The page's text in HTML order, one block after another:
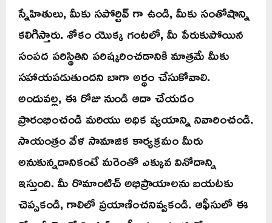
స్నేహితులు, మీకు సపోర్టివ్ గా ఉండి, మీకు సంతోషాన్ని
కలిగిస్తారు. శోకం యొక్క గంటలో, మీ పేరుకుపోయిన
సంపద పరిస్థితిని పరిష్కరించడానికి మాత్రమే మీకు
సహాయపడుతుందని బాగా అర్థం చేసుకోవాలి.
అందువల్ల, ఈ రోజు నుండి ఆదా చేయడం
ప్రారంభించండి మరియు అధిక వ్యయాన్ని నివారించండి.
సాయంత్రం వేళ సామాజిక కార్యక్రమం మీరు
అనుకున్నదానికంటే మరెంతో ఎక్కువ వినోదాన్ని
ఇస్తుంది. మీ రొమాంటిచ్ అభిప్రాయాలను బయటకు
చెప్పకండి, గాలిలో ప్రయాణించనివ్వకండి. ఆఫీసులో ఈ